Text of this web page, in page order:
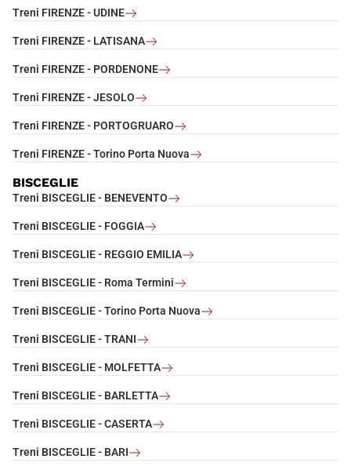
Treni FIRENZE - UDINE
Treni FIRENZE - LATISANA
Treni FIRENZE - PORDENONE
Treni FIRENZE - JESOLO
Treni FIRENZE - PORTOGRUARO
Treni FIRENZE - Torino Porta Nuova
BISCEGLIE
Treni BISCEGLIE - BENEVENTO
Treni BISCEGLIE - FOGGIA
Treni BISCEGLIE - REGGIO EMILIA
Treni BISCEGLIE - Roma Termini
Treni BISCEGLIE - Torino Porta Nuova
Treni BISCEGLIE - TRANI
Treni BISCEGLIE - MOLFETTA
Treni BISCEGLIE - BARLETTA
Treni BISCEGLIE - CASERTA
Treni BISCEGLIE - BARI